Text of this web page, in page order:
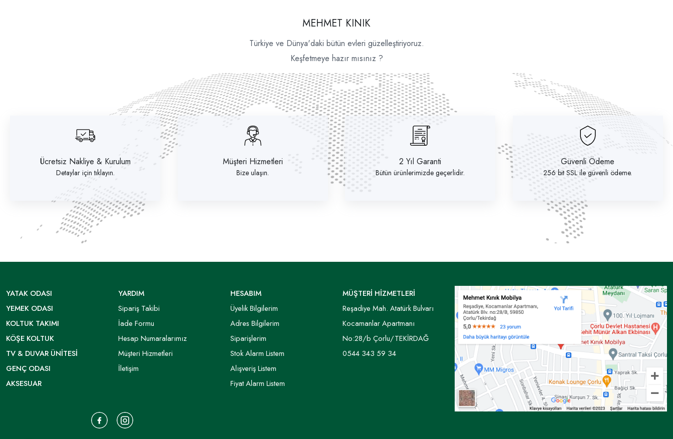
MEHMET KINIK
Türkiye ve Dünya'daki bütün evleri güzelleştiriyoruz.
Keşfetmeye hazır mısınız ?
Ücretsiz Nakliye & Kurulum
Detaylar için tıklayın.
Müşteri Hizmetleri
Bize ulaşın.
2 Yıl Garanti
Bütün ürünlerimizde geçerlidir.
Güvenli Ödeme
256 bit SSL ile güvenli ödeme.
YATAK ODASI
YEMEK ODASI
KOLTUK TAKIMI
KÖŞE KOLTUK
TV & DUVAR ÜNITESI
GENÇ ODASI
AKSESUAR
YARDIM
Sipariş Takibi
İade Formu
Hesap Numaralarımız
Müşteri Hizmetleri
İletişim
HESABIM
Üyelik Bilgilerim
Adres Bilgilerim
Siparişlerim
Stok Alarm Listem
Alışveriş Listem
Fiyat Alarm Listem
MÜŞTERİ HİZMETLERİ
Reşadiye Mah. Atatürk Bulvarı
Kocamanlar Apartmanı
No:28/b Çorlu/TEKİRDAĞ
0544 343 59 34